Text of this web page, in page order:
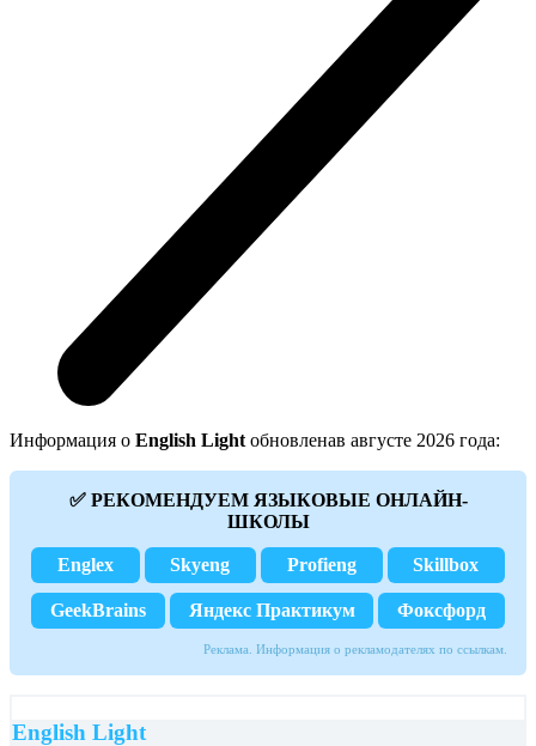
Информация о English Light обновленав августе 2026 года:
✅ РЕКОМЕНДУЕМ ЯЗЫКОВЫЕ ОНЛАЙН-
ШКОЛЫ
Englex Skyeng Profieng Skillbox
GeekBrains Яндекс Практикум Фоксфорд
Реклама. Информация о рекламодателях по ссылкам.
English Light